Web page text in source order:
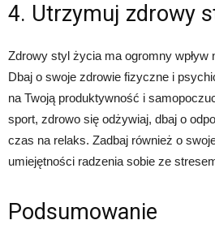
4. Utrzymuj zdrowy
Zdrowy styl życia ma ogromny wpływ
Dbaj o swoje zdrowie fizyczne i
na Twoją produktywność i
sport, zdrowo się odżywiaj, dbaj o
czas na relaks. Zadbaj również o
umiejętności radzenia sobie ze
Podsumowanie